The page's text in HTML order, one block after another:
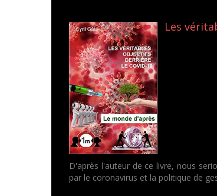
Les
D'après l'auteur de ce livre, nous
par le coronavirus et la politique de